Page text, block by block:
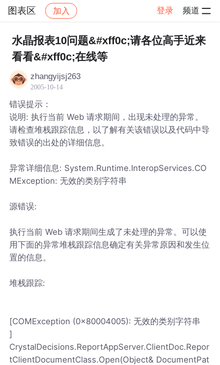
图表区 加入 登录 频道
社区 图表区 帖子详情
水晶报表10问题&#xff0c;请各位高手近来
看看&#xff0c;在线等
zhangyijsj263
2005-10-14
错误提示：
说明: 执行当前 Web 请求期间，出现未处理的异常。
请检查堆栈跟踪信息，以了解有关该错误以及代码中导
致错误的出处的详细信息。
异常详细信息: System.Runtime.InteropServices.CO
MException: 无效的类别字符串
源错误:
执行当前 Web 请求期间生成了未处理的异常。可以使
用下面的异常堆栈跟踪信息确定有关异常原因和发生位
置的信息。
堆栈跟踪:
[COMException (0x80004005): 无效的类别字符串
]
CrystalDecisions.ReportAppServer.ClientDoc.Repor
tClientDocumentClass.Open(Object& DocumentPat